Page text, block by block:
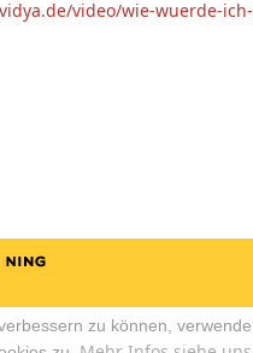
video/wie-wuerde-
zu können,